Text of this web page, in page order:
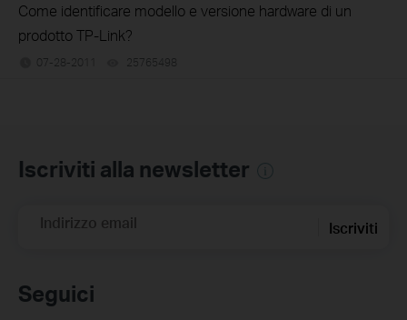
Come identificare modello e versione hardware di un
prodotto TP-Link?
07-28-2011 25765498
Iscriviti alla newsletter
Indirizzo email Iscriviti
Seguici